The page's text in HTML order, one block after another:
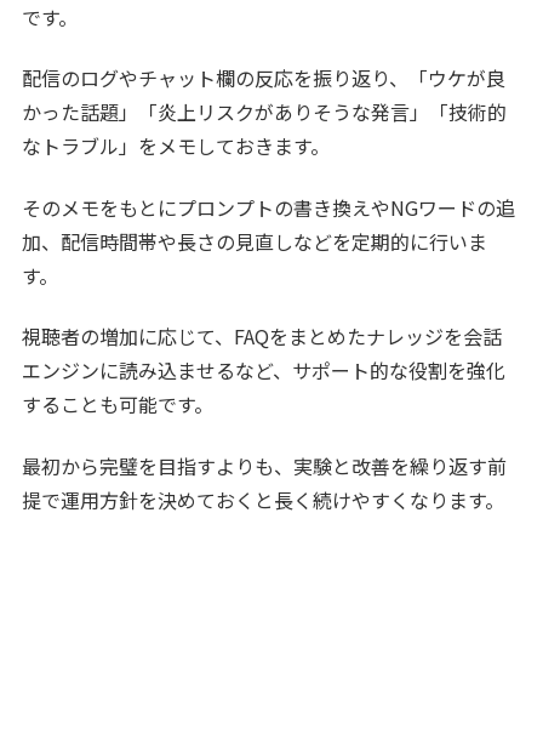
です。
配信のログやチャット欄の反応を振り返り、「ウケが良
かった話題」「炎上リスクがありそうな発言」「技術的
なトラブル」をメモしておきます。
そのメモをもとにプロンプトの書き換えやNGワードの追
加、配信時間帯や長さの見直しなどを定期的に行いま
す。
視聴者の増加に応じて、FAQをまとめたナレッジを会話
エンジンに読み込ませるなど、サポート的な役割を強化
することも可能です。
最初から完璧を目指すよりも、実験と改善を繰り返す前
提で運用方針を決めておくと長く続けやすくなります。